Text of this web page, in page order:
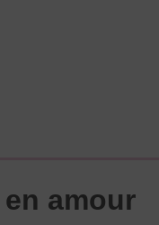
amour